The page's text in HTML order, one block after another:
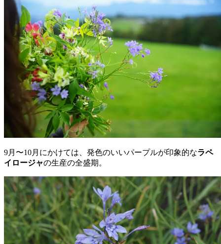
9月〜10月にかけては、発色のいいパープルが印象的なラペ
イロージャの生産の全盛期。